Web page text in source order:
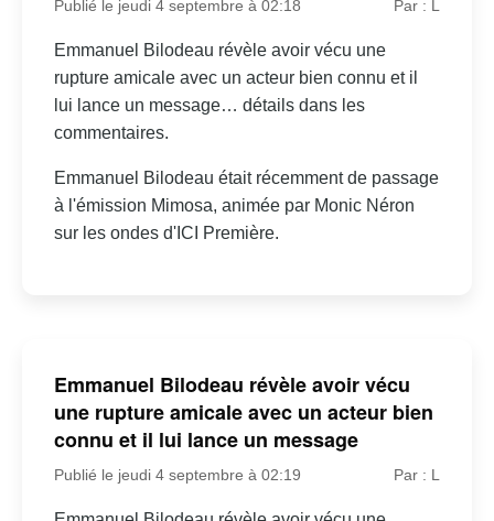
Publié le jeudi 4 septembre à 02:18 Par : L
Emmanuel Bilodeau révèle avoir vécu une
rupture amicale avec un acteur bien connu et il
lui lance un message… détails dans les
commentaires.
Emmanuel Bilodeau était récemment de passage
à l'émission Mimosa, animée par Monic Néron
sur les ondes d'ICI Première.
Emmanuel Bilodeau révèle avoir vécu
une rupture amicale avec un acteur bien
connu et il lui lance un message
Publié le jeudi 4 septembre à 02:19 Par : L